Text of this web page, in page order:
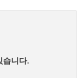
습니다.